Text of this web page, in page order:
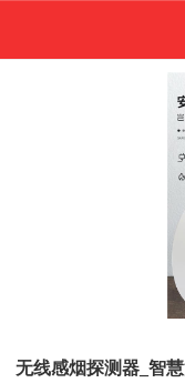
无线感烟探测器_智